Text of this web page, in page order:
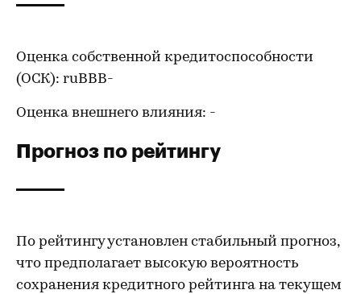
Оценка собственной кредитоспособности
(ОСК): ruBBB-
Оценка внешнего влияния: -
Прогноз по рейтингу
По рейтингу установлен стабильный прогноз,
что предполагает высокую вероятность
сохранения кредитного рейтинга на текущем